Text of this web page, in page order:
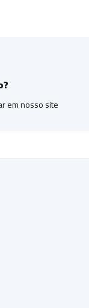
em nosso site